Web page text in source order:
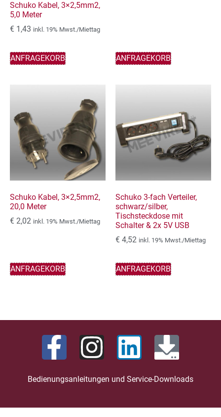
Schuko Kabel, 3×2,5mm2,
5,0 Meter
€ 1,43 inkl. 19% Mwst./Miettag
ANFRAGEKORB ANFRAGEKORB
Schuko Kabel, 3×2,5mm2,
20,0 Meter
€ 2,02 inkl. 19% Mwst./Miettag
ANFRAGEKORB
Schuko 3-fach Verteiler,
schwarz/silber,
Tischsteckdose mit
Schalter & 2x 5V USB
€ 4,52 inkl. 19% Mwst./Miettag
ANFRAGEKORB
Bedienungsanleitungen und Service-Downloads